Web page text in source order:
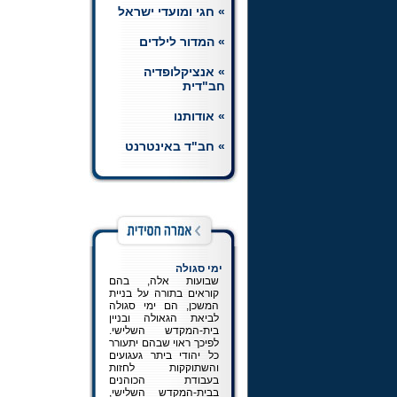
הצטרפו ללומדי השיעורים
היומיים בחומש, תהלים
ברמב"ם.לכניסה למדור
» חגי ומועדי ישראל
» המדור לילדים
» אנציקלופדיה
חב"דית
» אודותנו
» חב"ד באינטרנט
ימי סגולה
שבועות אלה, בהם
קוראים בתורה על בניית
המשכן, הם ימי סגולה
לביאת הגאולה ובניין
בית-המקדש השלישי.
לפיכך ראוי שבהם יתעורר
כל יהודי ביתר געגועים
והשתוקקות לחזות
בעבודת הכוהנים
בבית-המקדש השלישי,